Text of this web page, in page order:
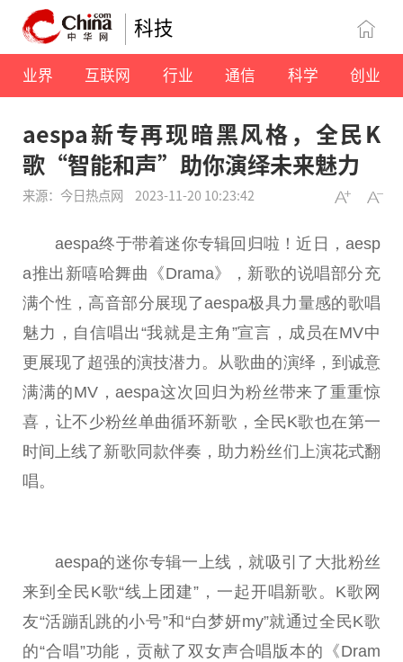
科技
业界 互联网 行业 通信 科学 创业
aespa新专再现暗黑风格，全民K
歌“智能和声”助你演绎未来魅力
来源：今日热点网 2023-11-20 10:23:42
aespa终于带着迷你专辑回归啦！近 日，aesp
a推出新嘻哈舞曲《Drama》，新歌的说唱部分充
满个性 ，高音部分展现了aespa极具力量感的歌唱
魅力，自信唱出“我就是主角”宣言，成员在MV中
更展现了超强的演技潜力。从歌曲的演绎，到诚意
满满的MV，aespa这次回归为粉丝带来了重重惊
喜，让不少粉丝单曲循环新歌，全民K歌也在第一
时间上线了新歌同款伴奏，助力粉丝们上演花式翻
唱。
aespa的迷你专辑一上线，就吸引了大批粉丝
来到全民K歌“线上团建”，一起开唱新歌。K歌网
友“活蹦乱跳的小号”和“白梦妍my”就通过全民K歌
的“合唱”功能，贡献了双女声合唱版本的《Dram